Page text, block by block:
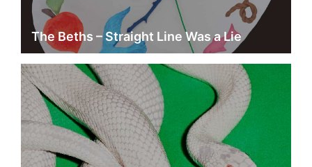
The Beths – Straight Line Was a Lie